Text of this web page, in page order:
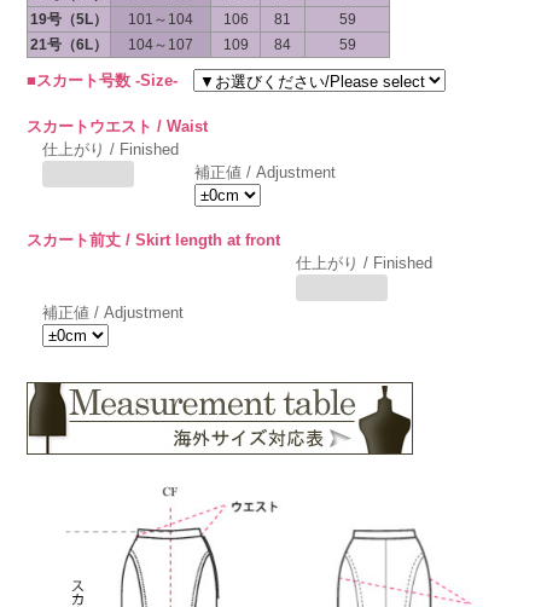
19号（5L）
101～104 106 81
59
21号（6L）
104～107 109 84 59
■スカート号数 -Size-
スカートウエスト / Waist
仕上がり / Finished
補正値 / Adjustment
スカート前丈 / Skirt length at front
仕上がり / Finished
補正値 / Adjustment